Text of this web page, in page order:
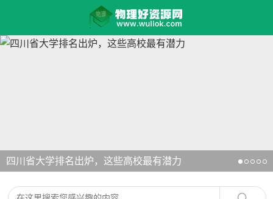
四川省大学排名出炉，这些高校最有潜力